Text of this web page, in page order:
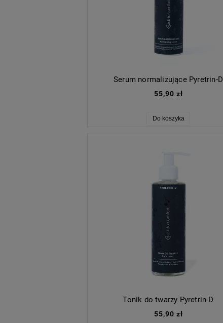
Serum normalizujące Pyretrin-D
55,90 zł
Do koszyka
Tonik do twarzy Pyretrin-D
55,90 zł